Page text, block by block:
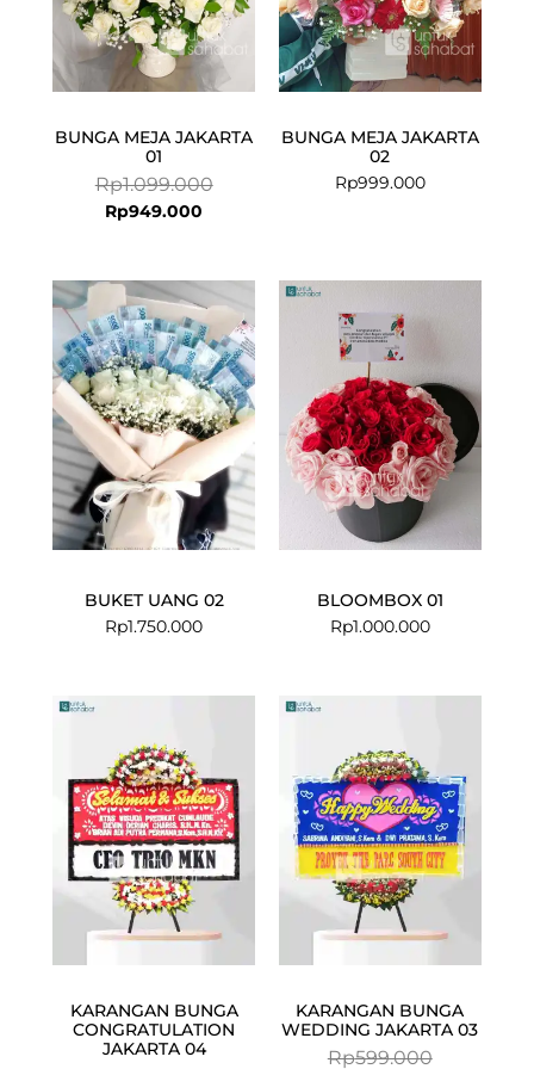
BUNGA MEJA JAKARTA
01
Rp1.099.000
Rp949.000
BUNGA MEJA JAKARTA
02
Rp999.000
BUKET UANG 02
Rp1.750.000
BLOOMBOX 01
Rp1.000.000
KARANGAN BUNGA
CONGRATULATION
JAKARTA 04
Rp599.000.
Rp549.000.
KARANGAN BUNGA
WEDDING JAKARTA 03
Rp599.000
Rp599.000.
Rp574.500.